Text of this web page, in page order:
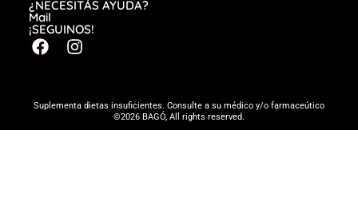
¿NECESITÁS AYUDA?
Mail
¡SEGUINOS!
Suplementa dietas insuficientes. Consulte a su médico y/o farmaceútico
©2026 BAGÓ, All rights reserved.